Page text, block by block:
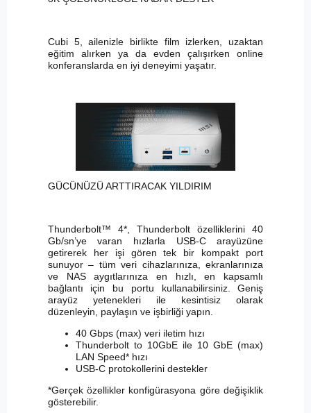
Cubi 5, ailenizle birlikte film izlerken, uzaktan
eğitim alırken ya da evden çalışırken online
konferanslarda en iyi deneyimi yaşatır.
GÜCÜNÜZÜ ARTTIRACAK YILDIRIM
Thunderbolt™ 4*, Thunderbolt özelliklerini 40
Gb/sn’ye varan hızlarla USB-C arayüzüne
getirerek her işi gören tek bir kompakt port
sunuyor – tüm veri cihazlarınıza, ekranlarınıza
ve NAS aygıtlarınıza en hızlı, en kapsamlı
bağlantı için bu portu kullanabilirsiniz. Geniş
arayüz yetenekleri ile kesintisiz olarak
düzenleyin, paylaşın ve işbirliği yapın.
40 Gbps (max) veri iletim hızı
Thunderbolt to 10GbE ile 10 GbE (max)
LAN Speed* hızı
USB-C protokollerini destekler
*Gerçek özellikler konfigürasyona göre değişiklik
gösterebilir.